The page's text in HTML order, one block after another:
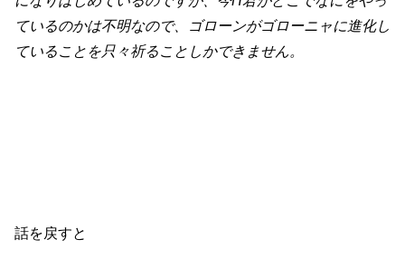
ているのかは不明なので、ゴローンがゴローニャに進化し
ていることを只々祈ることしかできません。
話を戻すと